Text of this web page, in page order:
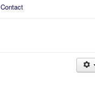
Contact